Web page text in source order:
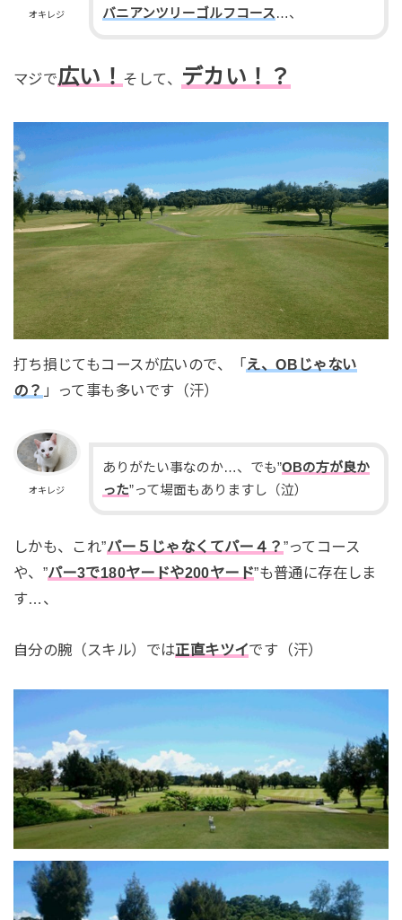
オキレジ
バニアンツリーゴルフコース…、
マジで広い！ そして、 デカい！？
打ち損じてもコースが広いので、「え、OBじゃない
の？ 」って事も多いです（汗）
オキレジ
ありがたい事なのか…、でも”OBの方が良か
った”って場面もありますし（泣）
しかも、これ”パー５じゃなくてパー４？ ”ってコース
や、”パー3で180ヤードや200ヤード”も普通に存在しま
す…、
自分の腕（スキル）では正直キツイです（汗）